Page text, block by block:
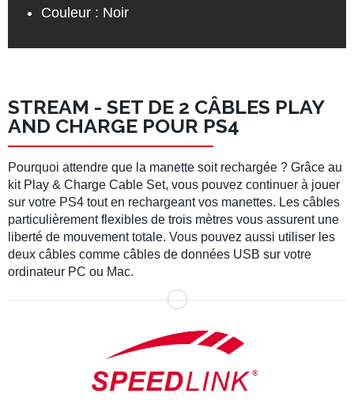
Couleur : Noir
STREAM - SET DE 2 CÂBLES PLAY
AND CHARGE POUR PS4
Pourquoi attendre que la manette soit rechargée ? Grâce au
kit Play & Charge Cable Set, vous pouvez continuer à jouer
sur votre PS4 tout en rechargeant vos manettes. Les câbles
particulièrement flexibles de trois mètres vous assurent une
liberté de mouvement totale. Vous pouvez aussi utiliser les
deux câbles comme câbles de données USB sur votre
ordinateur PC ou Mac.